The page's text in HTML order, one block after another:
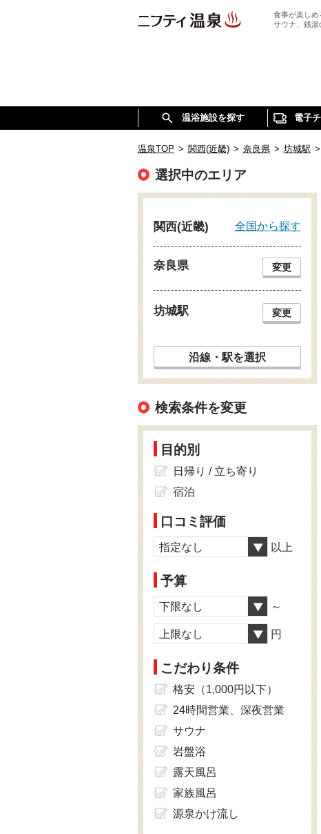
食事が楽しめ
サウナ、銭
温浴施設を探す 電子
温泉TOP > 関西(近畿) > 奈良県 > 坊城駅 >
選択中のエリア
関西(近畿) 全国から探す
奈良県 変更
坊城駅 変更
沿線・駅を選択
検索条件を変更
目的別
日帰り / 立ち寄り
宿泊
口コミ評価
指定なし 以上
予算
下限なし ～
上限なし 円
こだわり条件
格安（1,000円以下）
24時間営業、深夜営業
サウナ
岩盤浴
露天風呂
家族風呂
源泉かけ流し